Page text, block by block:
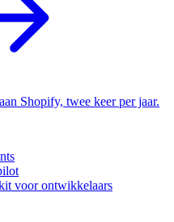
Shopify, twee keer per jaar.
voor ontwikkelaars